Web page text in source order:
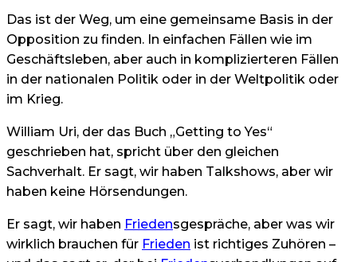
Das ist der Weg, um eine gemeinsame Basis in der
Opposition zu finden. In einfachen Fällen wie im
Geschäftsleben, aber auch in komplizierteren Fällen
in der nationalen Politik oder in der Weltpolitik oder
im Krieg.
William Uri, der das Buch „Getting to Yes“
geschrieben hat, spricht über den gleichen
Sachverhalt. Er sagt, wir haben Talkshows, aber wir
haben keine Hörsendungen.
Er sagt, wir haben Friedensgespräche, aber was wir
wirklich brauchen für Frieden ist richtiges Zuhören –